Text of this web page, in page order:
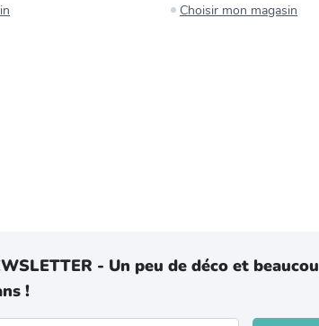
Choisir mon magasin
- Un peu de déco et
!